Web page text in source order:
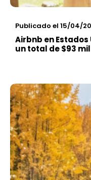
Publicado el 15/04/
Airbnb en
un total de $93